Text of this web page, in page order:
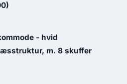
- hvid
m. 8 skuffer